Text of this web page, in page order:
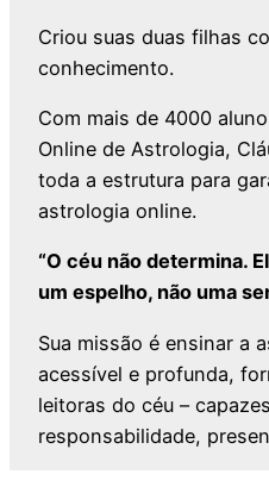
Criou suas duas filhas
conhecimento.
Com mais de 4000
Online de Astrologia,
toda a estrutura para
astrologia online.
“O céu não determina.
um espelho, não uma
Sua missão é ensinar a
acessível e profunda,
leitoras do céu –
responsabilidade,